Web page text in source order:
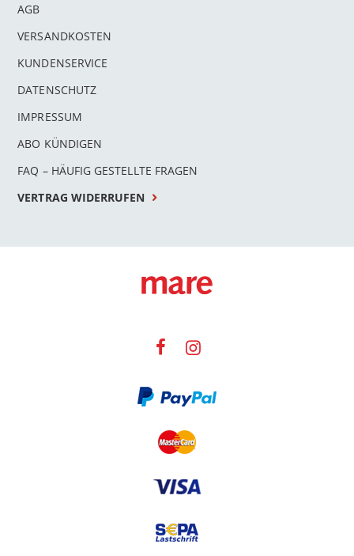
AGB
VERSANDKOSTEN
KUNDENSERVICE
DATENSCHUTZ
IMPRESSUM
ABO KÜNDIGEN
FAQ – HÄUFIG GESTELLTE FRAGEN
VERTRAG WIDERRUFEN